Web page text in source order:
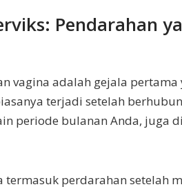
Pendarahan
vagina adalah gejala pertama
terjadi setelah
periode bulanan Anda, juga
perdarahan setelah